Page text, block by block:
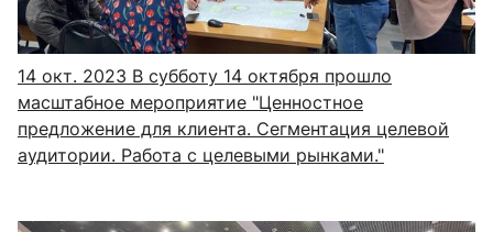
14 окт. 2023 В субботу 14 октября прошло
масштабное мероприятие "Ценностное
предложение для клиента. Сегментация целевой
аудитории. Работа с целевыми рынками."